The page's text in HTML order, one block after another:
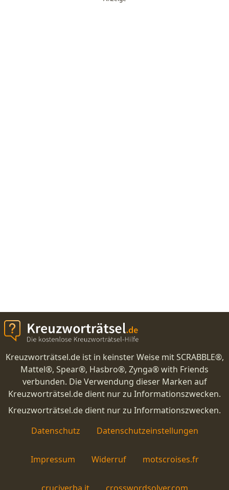
Kreuzworträtsel.de ist in keinster Weise mit SCRABBLE®,
Mattel®, Spear®, Hasbro®, Zynga® with Friends
verbunden. Die Verwendung dieser Marken auf
Kreuzworträtsel.de dient nur zu Informationszwecken.
Kreuzworträtsel.de dient nur zu Informationszwecken.
Datenschutz
Datenschutzeinstellungen
Impressum Widerruf motscroises.fr